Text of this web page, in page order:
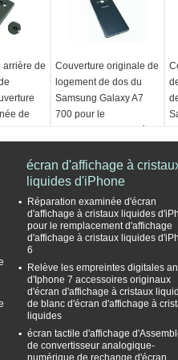
arrière de
de
pour
blanc
Couverture originale de
logement de dos du
Samsung Galaxy A7
700 pour le
remplacement cassé de
Nom du modèle:
Couverture arrière pour
le Samsung Galaxy A7
700
couleur:Or, noir, blanc
Lieu d'origine:
(continentale)
Garantie:6 mois
écran d'affichage à
liquides d'iPhone
Réparation examinée d'écran
d'affichage à cristaux liquides
pour le remplacement d'affichage
d'affichage à cristaux liquides
6
Relève les empreintes digitales
d'Iphone 7 accessoires originaux
d'écran d'affichage à cristaux
de blanc d'écran d'affichage à
liquides
écran tactile d'affichage
de convertisseur analogique-
numérique de rechange d'écran